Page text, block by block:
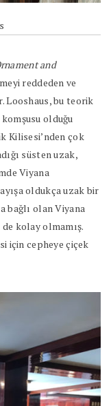
and
reddeden ve
Looshaus, bu teorik
olduğu
Kilisesi’nden çok
süsten uzak,
Viyana
oldukça uzak bir
bağlı olan Viyana
kolay olmamış.
için cepheye çiçek